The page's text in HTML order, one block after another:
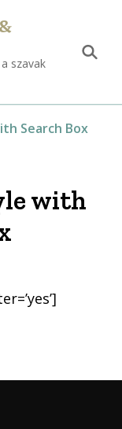
szavak
Search Box
with